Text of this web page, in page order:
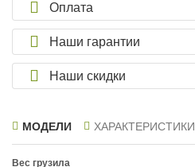
Оплата
Наши гарантии
Наши скидки
МОДЕЛИ ХАРАКТЕРИСТИКИ
Вес грузила